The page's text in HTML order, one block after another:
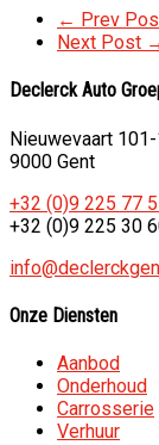
← Prev
Next Post
Declerck Auto
Nieuwevaart
9000 Gent
+32 (0)9 225 77
+32 (0)9 225 30
Onze Diensten
Aanbod
Onderhoud
Carrosserie
Verhuur